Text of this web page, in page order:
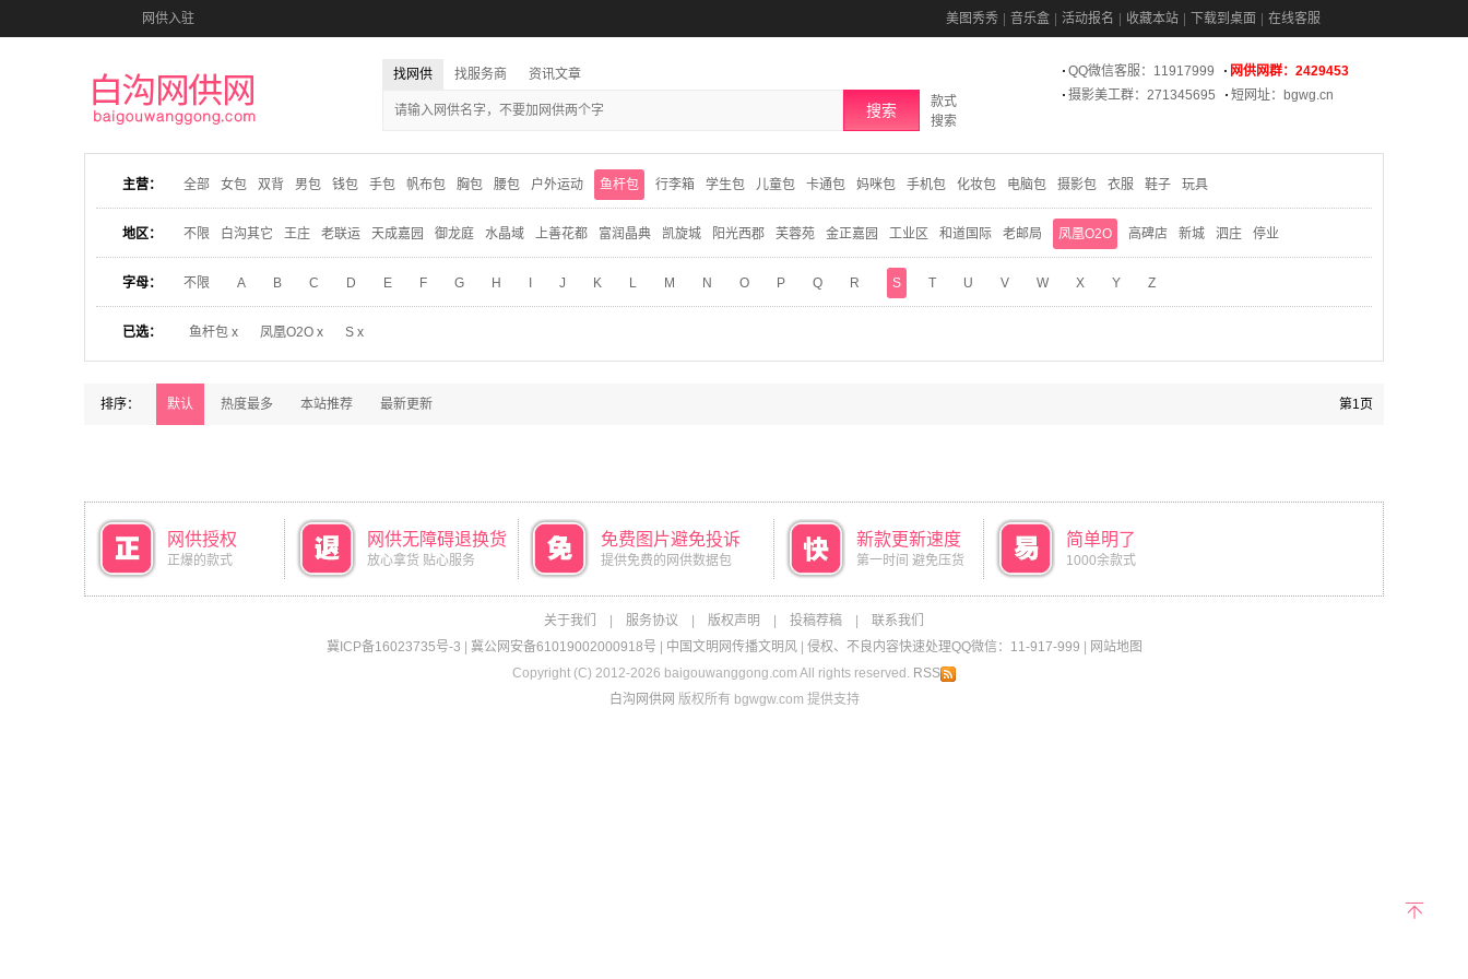
网供入驻 美图秀秀 音乐盒 活动报名 收藏本站 下载到桌面 在线客服
找网供 找服务商 资讯文章
搜索
款式
搜索
QQ微信客服：11917999
网供网群：2429453
摄影美工群：271345695
短网址：bgwg.cn
主营： 全部 女包 双背 男包 钱包 手包 帆布包 胸包 腰包 户外运动 鱼杆包 行李箱 学生包 儿童包 卡通包 妈咪包 手机包 化妆包 电脑包 摄影包 衣服 鞋子 玩具
地区： 不限 白沟其它 王庄 老联运 天成嘉园 御龙庭 水晶域 上善花都 富润晶典 凯旋城 阳光西郡 芙蓉苑 金正嘉园 工业区 和道国际 老邮局 凤凰O2O 高碑店 新城 泗庄 停业
字母： 不限 A B C D E F G H J K L M N O P Q R S T U V W X Y Z
已选： 鱼杆包 x 凤凰O2O x S x
排序： 默认 热度最多 本站推荐 最新更新 第1页
网供授权
正爆的款式
网供无障碍退换货
放心拿货 贴心服务
免费图片避免投诉
提供免费的网供数据包
新款更新速度
第一时间 避免压货
简单明了
1000余款式
关于我们 服务协议 版权声明 投稿荐稿
联系我们
冀ICP备16023735号-3
冀公网安备61019002000918号 中国文明网传播文明风| 侵权、不良内容快速处理QQ微信：11-917-999
网站地图
Copyright (C) 2012-2026 baigouwanggong.com All rights reserved. RSS
白沟网供网 版权所有 bgwgw.com 提供支持